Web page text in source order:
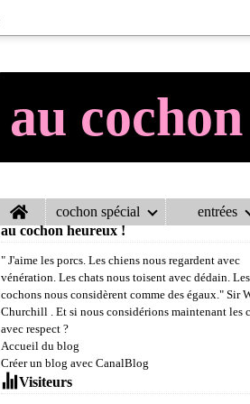
au
Home cochon spécial entrées
au cochon heureux !
" J'aime les porcs. Les chiens nous regardent avec
vénération. Les chats nous toisent avec dédain. Les
cochons nous considèrent comme des égaux." Sir
Churchill . Et si nous considérions maintenant les
avec respect ?
Accueil du blog
Créer un blog avec CanalBlog
Visiteurs